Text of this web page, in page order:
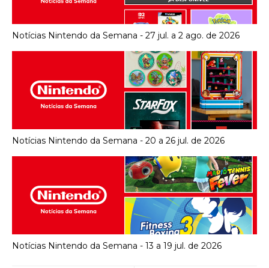
Notícias Nintendo da Semana - 27 jul. a 2 ago. de 2026
Notícias Nintendo da Semana - 20 a 26 jul. de 2026
Notícias Nintendo da Semana - 13 a 19 jul. de 2026